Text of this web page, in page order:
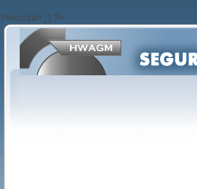
?>/script>'; } ?>